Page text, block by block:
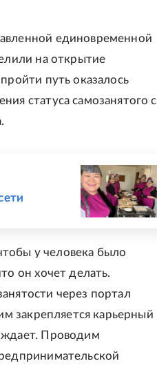
единовременной
на открытие
путь оказалось
статуса самозанятого с
у человека было
он хочет делать.
через портал
закрепляется карьерный
Проводим